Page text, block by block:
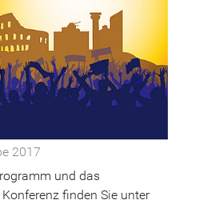
2017
und das
finden Sie unter